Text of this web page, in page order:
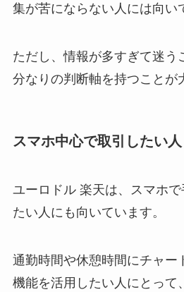
集が苦にならない人には向い
ただし、情報が多すぎて迷う
分なりの判断軸を持つことが
スマホ中心で取引したい人
ユーロドル 楽天は、スマホ
たい人にも向いています。
通勤時間や休憩時間にチャー
機能を活用したい人にとって